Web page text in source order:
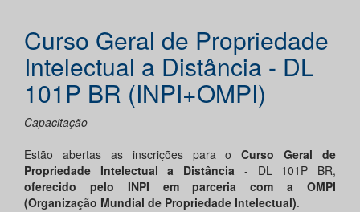
Curso Geral de Propriedade
Intelectual a Distância - DL
101P BR (INPI+OMPI)
Capacitação
Estão abertas as inscrições para oCurso Geral de
Propriedade Intelectual a Distância - DL 101P BR,
oferecido pelo INPI em parceria com a OMPI
(Organização Mundial de Propriedade Intelectual).